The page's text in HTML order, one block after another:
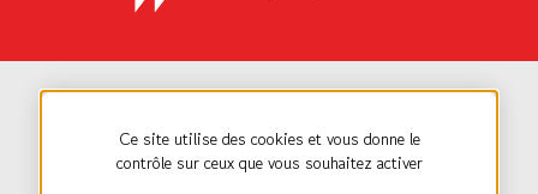
Ce site utilise des cookies et vous donne le
contrôle sur ceux que vous souhaitez activer